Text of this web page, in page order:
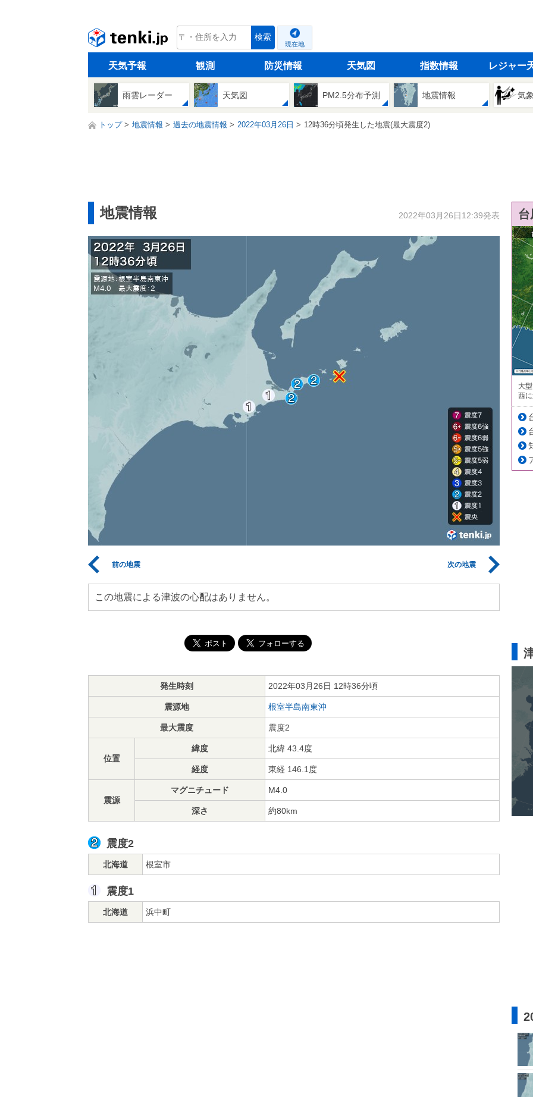
tenki.jp 検索
現在地
天気予報 観測 防災情報 天気図 指数情報 レジャー
雨雲レーダー 天気図 PM2.5分布予測 地震情報 気
トップ 地震情報 過去の地震情報 2022年03月26日 12時36分頃発生した地震(最大震度2)
地震情報 2022年03月26日12:39発表
前の地震 次の地震
この地震による津波の心配はありません。
発生時刻 2022年03月26日 12時36分頃
震源地 根室半島南東沖
最大震度 震度2
位置
緯度 北緯 43.4度
経度 東経 146.1度
震源
マグニチュード M4.0
深さ 約80km
震度2
北海道 根室市
震度1
北海道 浜中町
大
西